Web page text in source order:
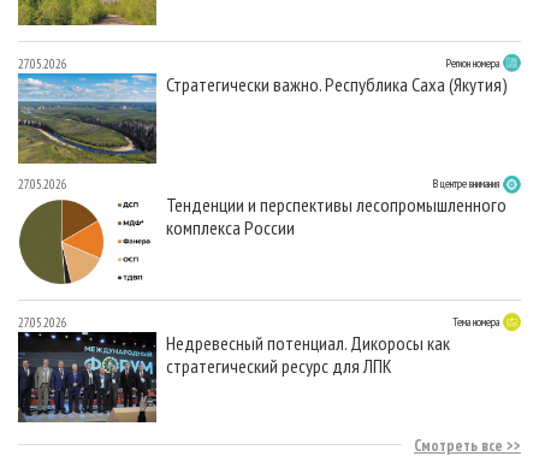
27.05.2026 Регион номера
Стратегически важно. Республика Саха (Якутия)
27.05.2026 В центре внимания
Тенденции и перспективы лесопромышленного
комплекса России
27.05.2026 Тема номера
Недревесный потенциал. Дикоросы как
стратегический ресурс для ЛПК
Смотреть все